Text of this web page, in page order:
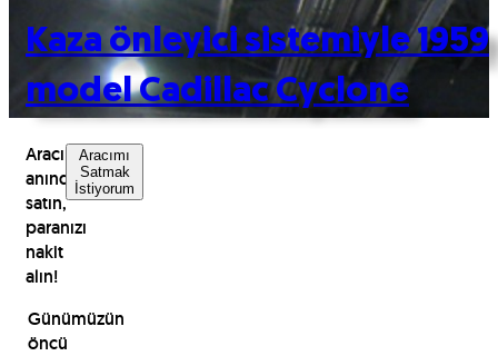
Kaza önleyici sistemiyle 1959
model Cadillac Cyclone
Aracınızı
anında
satın,
paranızı
nakit
alın!
Aracımı
Satmak
İstiyorum
Günümüzün
öncü